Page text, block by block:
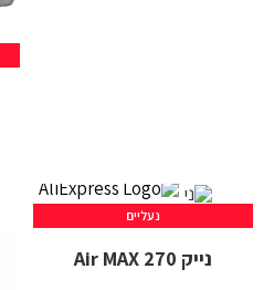
נעליים
נייק Air MAX 270